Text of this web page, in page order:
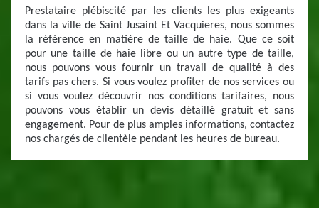
Prestataire plébiscité par les clients les plus exigeants
dans la ville de Saint Jusaint Et Vacquieres, nous sommes
la référence en matière de taille de haie. Que ce soit
pour une taille de haie libre ou un autre type de taille,
nous pouvons vous fournir un travail de qualité à des
tarifs pas chers. Si vous voulez profiter de nos services ou
si vous voulez découvrir nos conditions tarifaires, nous
pouvons vous établir un devis détaillé gratuit et sans
engagement. Pour de plus amples informations, contactez
nos chargés de clientèle pendant les heures de bureau.